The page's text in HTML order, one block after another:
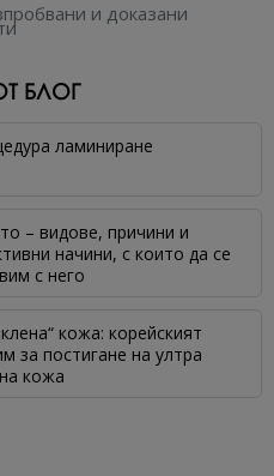
и доказани
БЛОГ
ламиниране
– видове, причини и
начини, с които да се
с него
кожа: корейският
за постигане на ултра
кожа